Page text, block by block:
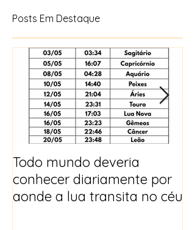
Posts Em Destaque
Todo mundo deveria
conhecer diariamente por
aonde a lua transita no céu